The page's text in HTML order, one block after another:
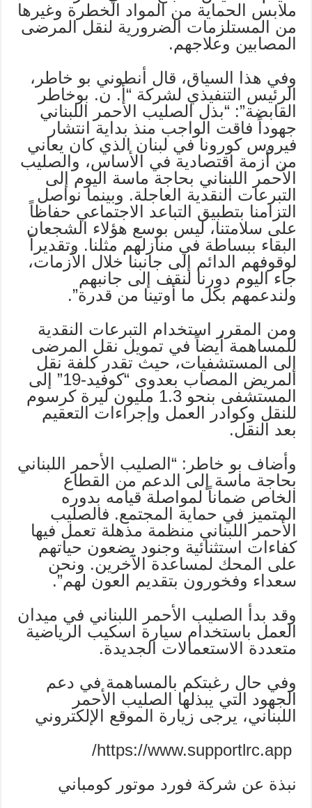
ملابس الحماية من المواد الخطرة وغيرها
من المستلزمات الضرورية لنقل المرضى
المصابين وعلاجهم.
وفي هذا السياق، قال أنطوني بو خاطر،
الرئيس التنفيذي لشركة “أ. ن. بوخاطر
القابضة”: “بذل الصليب الأحمر اللبناني
جهوداً فاقت الواجب منذ بداية انتشار
فيروس كورونا في لبنان الذي كان يعاني
من أزمة اقتصادية في الأساس، والصليب
الأحمر اللبناني بحاجة ماسة اليوم إلى
التبرعات النقدية العاجلة. وبينما نواصل
التزامنا بتطبيق التباعد الاجتماعي حفاظاً
على سلامتنا، ليس بوسع هؤلاء الشجعان
البقاء ببساطة في منازلهم مثلنا. وتقديراً
لوقوفهم الدائم إلى جانبنا خلال الأزمات،
جاء اليوم دورنا لنقف إلى جانبهم
ولندعمهم بكل ما أوتينا من قدرة”.
ومن المقرر استخدام التبرعات النقدية
للمساهمة أيضاً في تمويل نقل المرضى
إلى المستشفيات، حيث تقدر كلفة نقل
المريض المصاب بعدوى “كوفيد-19” إلى
المستشفى بنحو 1.3 مليون ليرة كرسوم
للنقل وكوادر العمل وإجراءات التعقيم
بعد النقل.
وأضاف بو خاطر: “الصليب الأحمر اللبناني
بحاجة ماسة إلى الدعم من القطاع
الخاص ضماناً لمواصلة قيامه بدوره
المتميز في حماية المجتمع. فالصليب
الأحمر اللبناني منظمة مذهلة تعمل فيها
كفاءات استثنائية وجنود يضعون حياتهم
على المحك لمساعدة الآخرين. ونحن
سعداء وفخورون بتقديم العون لهم”.
وقد بدأ الصليب الأحمر اللبناني في ميدان
العمل باستخدام سيارة اسكيب الرياضية
متعددة الاستعمالات الجديدة.
وفي حال رغبتكم بالمساهمة في دعم
الجهود التي يبذلها الصليب الأحمر
اللبناني، يرجى زيارة الموقع الإلكتروني
https://www.supportlrc.app/
نبذة عن شركة فورد موتور كومباني